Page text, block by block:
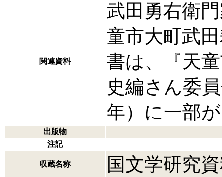
関連資料
武田勇右衛
童市大町武
書は、『天
史編さん委
年）に一部
出版物
注記
収蔵名称 国文学研究